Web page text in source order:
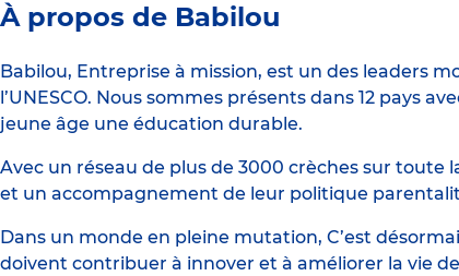
Babilou
Saint-
Jean
de
Braye
Rochefort
À propos de Babilou
Babilou, Entreprise à mission, est un des leaders
l’UNESCO. Nous sommes présents dans 12 pays
jeune âge une éducation durable.
Avec un réseau de plus de 3000 crèches sur toute
et un accompagnement de leur politique
Dans un monde en pleine mutation, C’est
doivent contribuer à innover et à améliorer la vie